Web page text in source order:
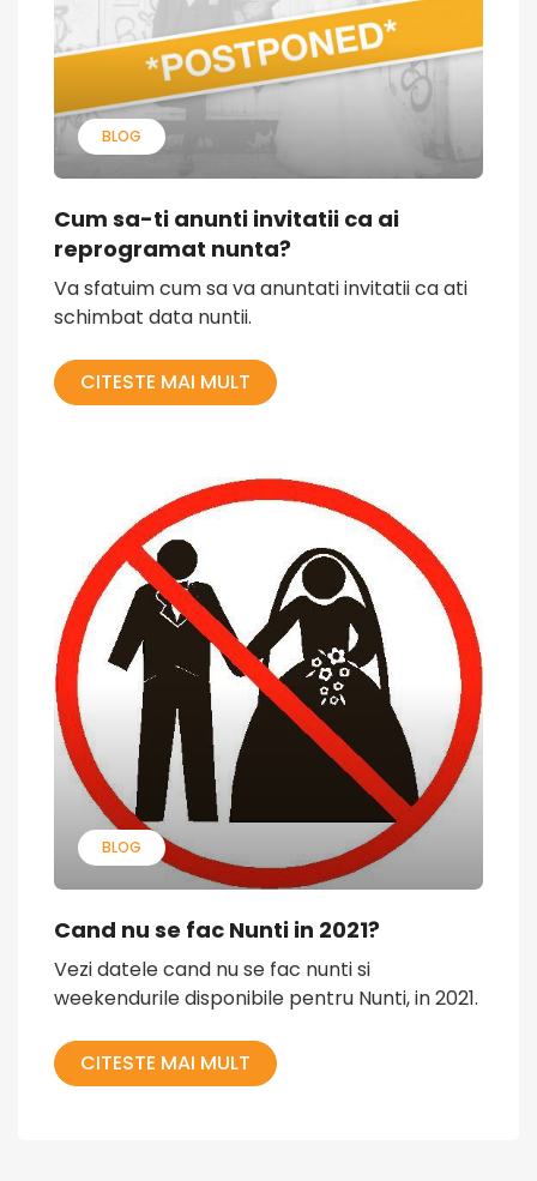
BLOG
Cum sa-ti anunti invitatii ca ai
reprogramat nunta?
Va sfatuim cum sa va anuntati invitatii ca ati
schimbat data nuntii.
CITESTE MAI MULT
BLOG
Cand nu se fac Nunti in 2021?
Vezi datele cand nu se fac nunti si
weekendurile disponibile pentru Nunti, in 2021.
CITESTE MAI MULT